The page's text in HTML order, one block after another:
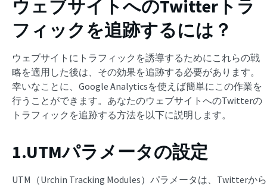
ウェブサイトへのTwitterトラ
フィックを追跡するには？
ウェブサイトにトラフィックを誘導するためにこれらの戦
略を適用した後は、その効果を追跡する必要があります。
幸いなことに、Google Analyticsを使えば簡単にこの作業を
行うことができます。あなたのウェブサイトへのTwitterの
トラフィックを追跡する方法を以下に説明します。
1.UTMパラメータの設定
UTM（Urchin Tracking Modules）パラメータは、Twitterから